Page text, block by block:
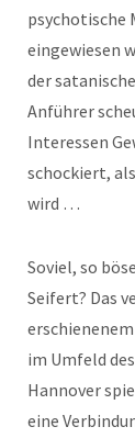
psychotische
eingewiesen
der
Anführer
Interessen
schockiert,
wird …
Soviel, so
Seifert? Das
im Umfeld
Hannover
eine